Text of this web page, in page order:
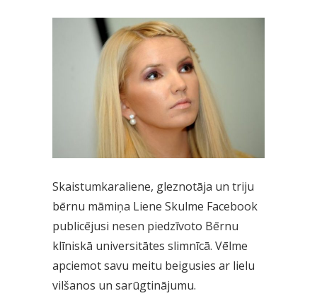
Skaistumkaraliene, gleznotāja un triju
bērnu māmiņa Liene Skulme Facebook
publicējusi nesen piedzīvoto Bērnu
klīniskā universitātes slimnīcā. Vēlme
apciemot savu meitu beigusies ar lielu
vilšanos un sarūgtinājumu.